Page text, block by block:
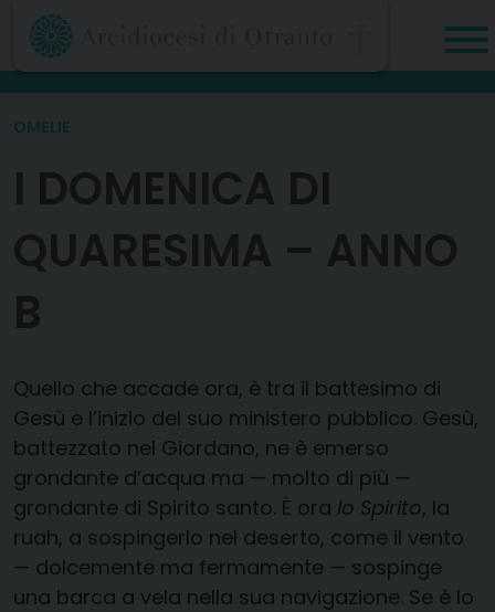
Skip
content
OMELIE
I DOMENICA DI
QUARESIMA – ANNO
B
Quello che accade ora, è tra il battesimo di
Gesù e l’inizio del suo ministero pubblico. Gesù,
battezzato nel Giordano, ne è emerso
grondante d’acqua ma — molto di più —
grondante di Spirito santo. È ora lo Spirito, la
ruah, a sospingerlo nel deserto, come il vento
— dolcemente ma fermamente — sospinge
una barca a vela nella sua navigazione. Se è lo